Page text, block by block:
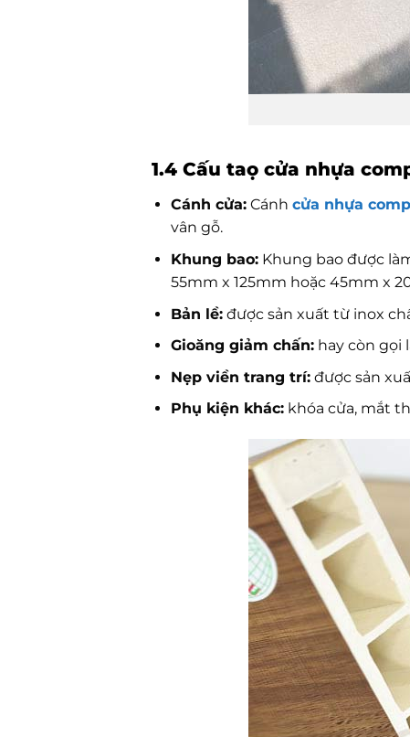
1.4 Cấu taọ cửa nhựa
Cánh cửa:Cánh cửa nhựa
vân gỗ.
Khung bao:Khung bao được
55mm x 125mm hoặc 45mm x
Bản lề:được sản xuất từ inox
Gioăng giảm chấn:hay còn gọi
Nẹp viền trang trí:được sản
Phụ kiện khác:khóa cửa, mắt